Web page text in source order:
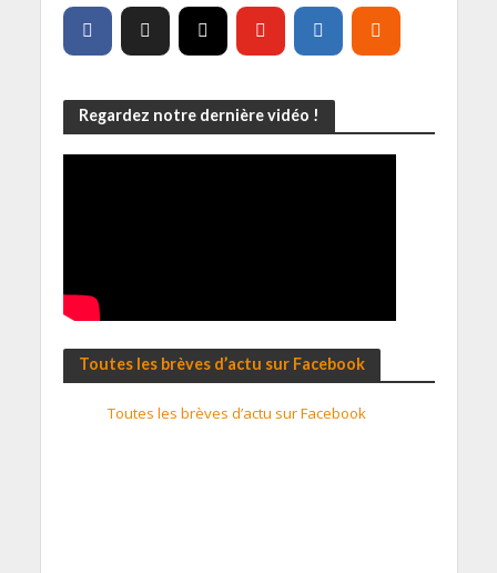
Regardez notre dernière vidéo !
Toutes les brèves d’actu sur Facebook
Toutes les brèves d’actu sur Facebook